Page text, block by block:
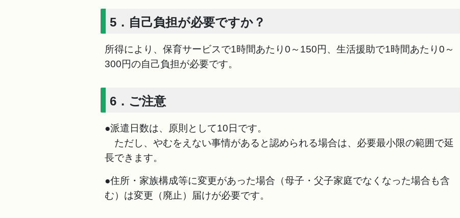
5．自己負担が必要ですか？
所得により、保育サービスで1時間あたり0～150円、生活援助で1時間あたり0～
300円の自己負担が必要です。
6．ご注意
●派遣日数は、原則として10日です。
ただし、やむをえない事情があると認められる場合は、必要最小限の範囲で延
長できます。
●住所・家族構成等に変更があった場合（母子・父子家庭でなくなった場合も含
む）は変更（廃止）届けが必要です。